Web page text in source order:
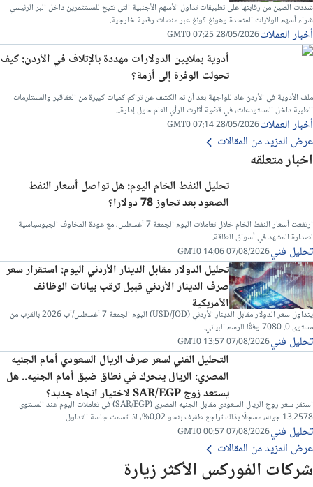
شركات الفوركس الأكثر زيارة
شددت الصين من رقابتها على تطبيقات تداول الأسهم الأجنبية التي تتيح للمستثمرين داخل البر الرئيسي
شراء أسهم الولايات المتحدة وهونغ كونغ عبر منصات رقمية خارجية.
أخبار العملات28/05/2026 07:25 GMT0
أدوية بملايين الدولارات مهددة بالإتلاف في الأردن: كيف
تحولت الوفرة إلى أزمة؟
ملف الأدوية في الأردن عاد للواجهة بعد أن تم الكشف عن تراكم كميات كبيرة من العقاقير والمستلزمات
الطبية داخل المستودعات، في قضية أثارت الرأي العام حول إدارة...
أخبار العملات28/05/2026 07:14 GMT0
عرض المزيد من المقالات
اخبار متعلقه
تحليل النفط الخام اليوم: هل تواصل أسعار النفط
الصعود بعد تجاوز 78 دولارا؟
ارتفعت أسعار النفط الخام خلال تعاملات اليوم الجمعة 7 أغسطس، مع عودة المخاوف الجيوسياسية
لصدارة المشهد في أسواق الطاقة.
تحليل فني07/08/2026 14:06 GMT0
تحليل الدولار مقابل الدينار الأردني اليوم: استقرار سعر
صرف الدينار الأردني قبيل ترقب بيانات الوظائف
الأمريكية
يتداول سعر الدولار مقابل الدينار الأردني (USD/JOD) اليوم الجمعة 7 أغسطس/آب 2026 بالقرب من
مستوى 0. 7080 وفقًا للرسم البياني.
تحليل فني07/08/2026 13:57 GMT0
التحليل الفني لسعر صرف الريال السعودي أمام الجنيه
المصري: الريال يتحرك في نطاق ضيق أمام الجنيه.. هل
يستعد زوج SAR/EGP لاختيار اتجاه جديد؟
استقر سعر زوج الريال السعودي مقابل الجنيه المصري (SAR/EGP) في تعاملات اليوم عند المستوى
13.2578 جينه، مسجلًا بذلك تراجع طفيف بنحو 0.02%، اذ اتسمت جلسة التداول
تحليل فني07/08/2026 00:57 GMT0
عرض المزيد من المقالات